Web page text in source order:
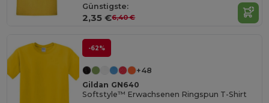
Günstigste:
2,35 €6,40 €
-62%
+48
Gildan GN640
Softstyle™ Erwachsenen Ringspun T-Shirt